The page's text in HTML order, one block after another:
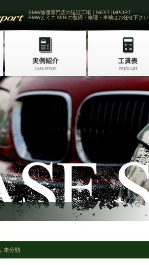
BMW修理専門店の認証工場｜NEXT IMPORT
BMWとミニ MINIの整備・修理・車検はお任せ下さい
未分類